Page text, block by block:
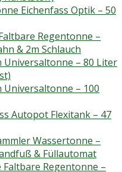
Eichenfass Optik – 50
Regentonne –
& 2m Schlauch
Universaltonne – 80 Liter
Universaltonne – 100
Autopot Flexitank – 47
Wassertonne –
& Füllautomat
Faltbare Regentonne –